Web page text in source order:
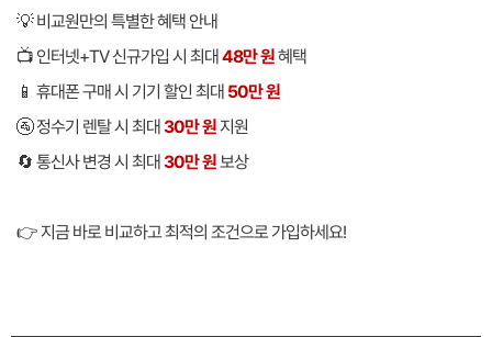
💡 비교원만의 특별한 혜택 안내
📺 인터넷+TV 신규가입 시 최대48만 원혜택
📱 휴대폰 구매 시 기기 할인 최대 50만 원
🚰 정수기 렌탈 시 최대 30만 원지원
🔄 통신사 변경 시 최대 30만 원보상
👉 지금 바로 비교하고 최적의 조건으로 가입하세요!